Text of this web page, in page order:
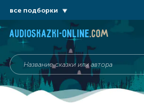
audioskazki-online.com
все подборки